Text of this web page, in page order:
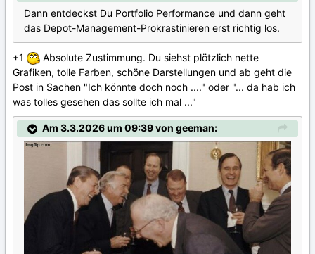
Dann entdeckst Du Portfolio Performance und dann geht
das Depot-Management-Prokrastinieren erst richtig los.
+1
Absolute Zustimmung. Du siehst plötzlich nette
Grafiken, tolle Farben, schöne Darstellungen und ab geht die
Post in Sachen "Ich könnte doch noch ...." oder "... da hab ich
was tolles gesehen das sollte ich mal ..."
Am 3.3.2026 um 09:39 von geeman: